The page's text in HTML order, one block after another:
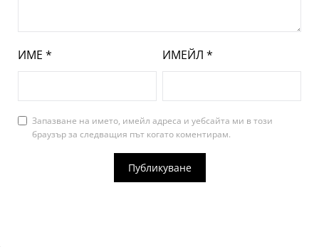
ИМЕ * ИМЕЙЛ *
Запазване на името, имейл адреса и уебсайта ми в този
браузър за следващия път когато коментирам.